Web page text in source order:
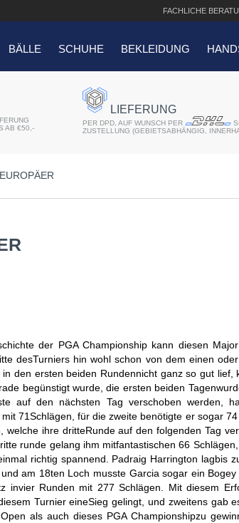
FACHLICHE
BÄLLE SCHUHE BEKLEIDUNG
AB €50,-
LIEFERUNG
PER DPD, AUF WUNSCH PER
ZUSTELLUNG (GEBIETSABHÄNGIG,
der PGA Championship kann diesen
desTurniers hin wohl schon von dem einen
den ersten beiden Rundennicht ganz so gut lief,
begünstigt wurde, die ersten beiden
auf den nächsten Tag verschoben werden,
71Schlägen, für die zweite benötigte er sogar
ihre dritteRunde auf den folgenden Tag
runde gelang ihm mitfantastischen 66
richtig spannend. Padraig Harrington lagbis
am 18ten Loch musste Garcia sogar ein
invier Runden mit 277 Schlägen. Mit diesem
Turnier eineSieg gelingt, und zweitens gab
als auch dieses PGA Championshipzu